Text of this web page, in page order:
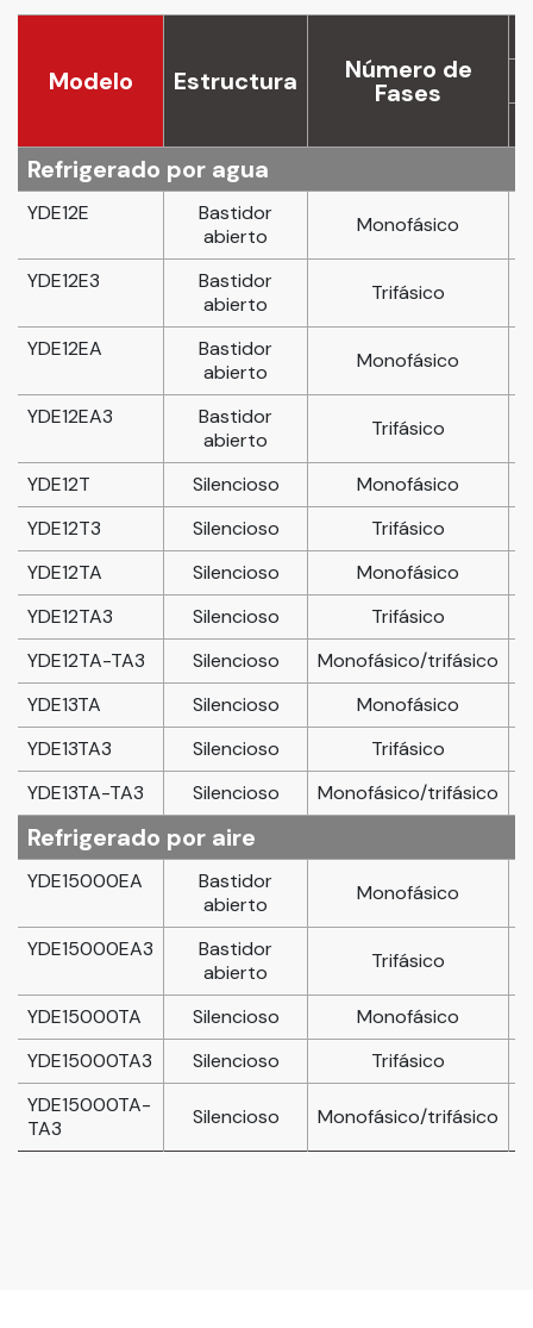
Modelo Estructura Número de
Fases
Refrigerado por agua
YDE12E
Bastidor
abierto
Monofásico
YDE12E3
Bastidor
abierto
Trifásico
YDE12EA
Bastidor
abierto
Monofásico
YDE12EA3
Bastidor
abierto
Trifásico
YDE12T Silencioso
Monofásico
YDE12T3
Silencioso
Trifásico
YDE12TA
Silencioso
Monofásico
YDE12TA3
Silencioso
Trifásico
YDE12TA-TA3
Silencioso Monofásico/trifásico
YDE13TA
Silencioso
Monofásico
YDE13TA3
Silencioso
Trifásico
YDE13TA-TA3
Silencioso Monofásico/trifásico
Refrigerado por aire
YDE15000EA
Bastidor
abierto
Monofásico
YDE15000EA3
Bastidor
abierto
Trifásico
YDE15000TA Silencioso
Monofásico
YDE15000TA3
Silencioso
Trifásico
YDE15000TA-
TA3
Silencioso Monofásico/trifásico